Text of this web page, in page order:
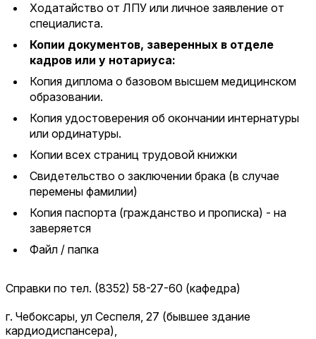
Ходатайство от ЛПУ или личное заявление от
специалиста.
Копии документов, заверенных в отделе
кадров или у нотариуса:
Копия диплома о базовом высшем медицинском
образовании.
Копия удостоверения об окончании интернатуры
или ординатуры.
Копии всех страниц трудовой книжки
Свидетельство о заключении брака (в случае
перемены фамилии)
Копия паспорта (гражданство и прописка) - на
заверяется
Файл / папка
Справки по тел. (8352) 58-27-60 (кафедра)
г. Чебоксары, ул Сеспеля, 27 (бывшее здание
кардиодиспансера),